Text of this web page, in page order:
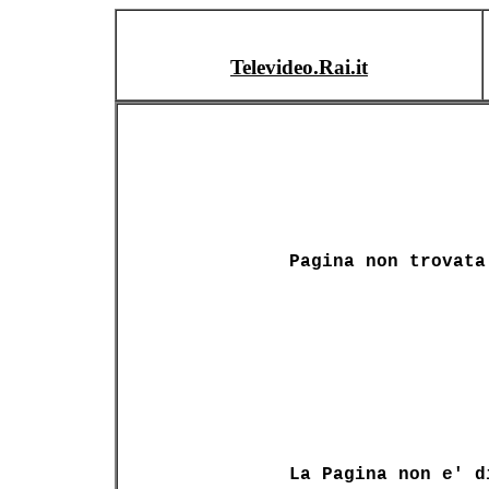
Televideo.Rai.it
Pagina non trovata
La Pagina non e'